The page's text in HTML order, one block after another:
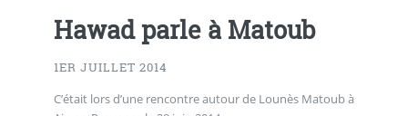
Hawad parle à Matoub
1ER JUILLET 2014
C’était lors d’une rencontre autour de Lounès Matoub à